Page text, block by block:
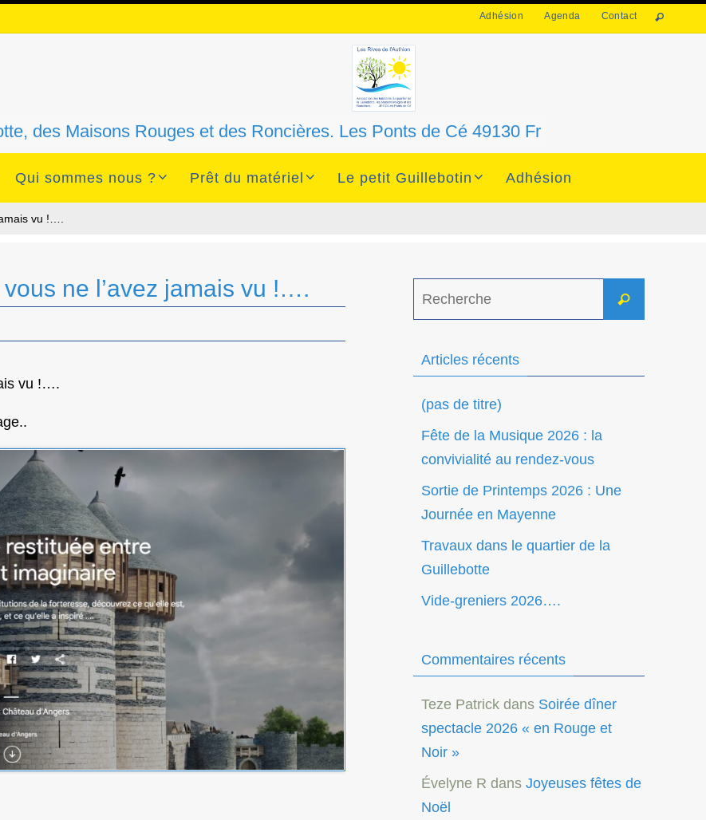
Adhésion Agenda Contact
des Maisons Rouges et des Roncières. Les Ponts de Cé 49130 Fr
Qui sommes nous ? Prêt du matériel Le petit Guillebotin Adhésion
vu !….
ne l’avez jamais vu !….
vu !….
Recherche
Articles récents
(pas de titre)
Fête de la Musique 2026 : la
convivialité au rendez-vous
Sortie de Printemps 2026 : Une
Journée en Mayenne
Travaux dans le quartier de la
Guillebotte
Vide-greniers 2026….
Commentaires récents
Teze Patrick dans Soirée dîner
spectacle 2026 « en Rouge et
Noir »
Évelyne R dans Joyeuses fêtes de
Noël